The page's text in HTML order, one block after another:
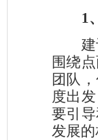
1
围绕
团队
度出
要引
发展的